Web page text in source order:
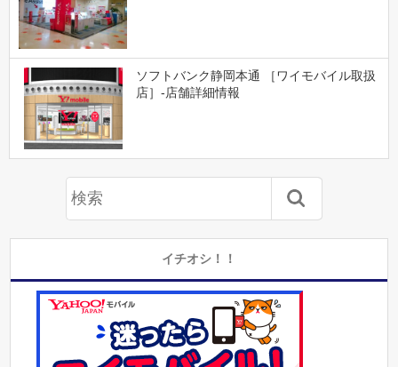
ソフトバンク静岡本通 ［ワイモバイル取扱
店］-店舗詳細情報
イチオシ！！